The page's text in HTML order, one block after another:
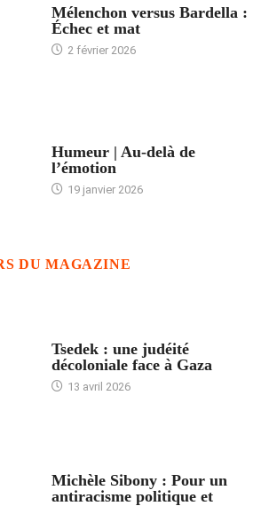
Mélenchon versus Bardella :
Échec et mat
2 février 2026
Humeur | Au-delà de
l’émotion
19 janvier 2026
DU MAGAZINE
Tsedek : une judéité
décoloniale face à Gaza
13 avril 2026
Michèle Sibony : Pour un
antiracisme politique et